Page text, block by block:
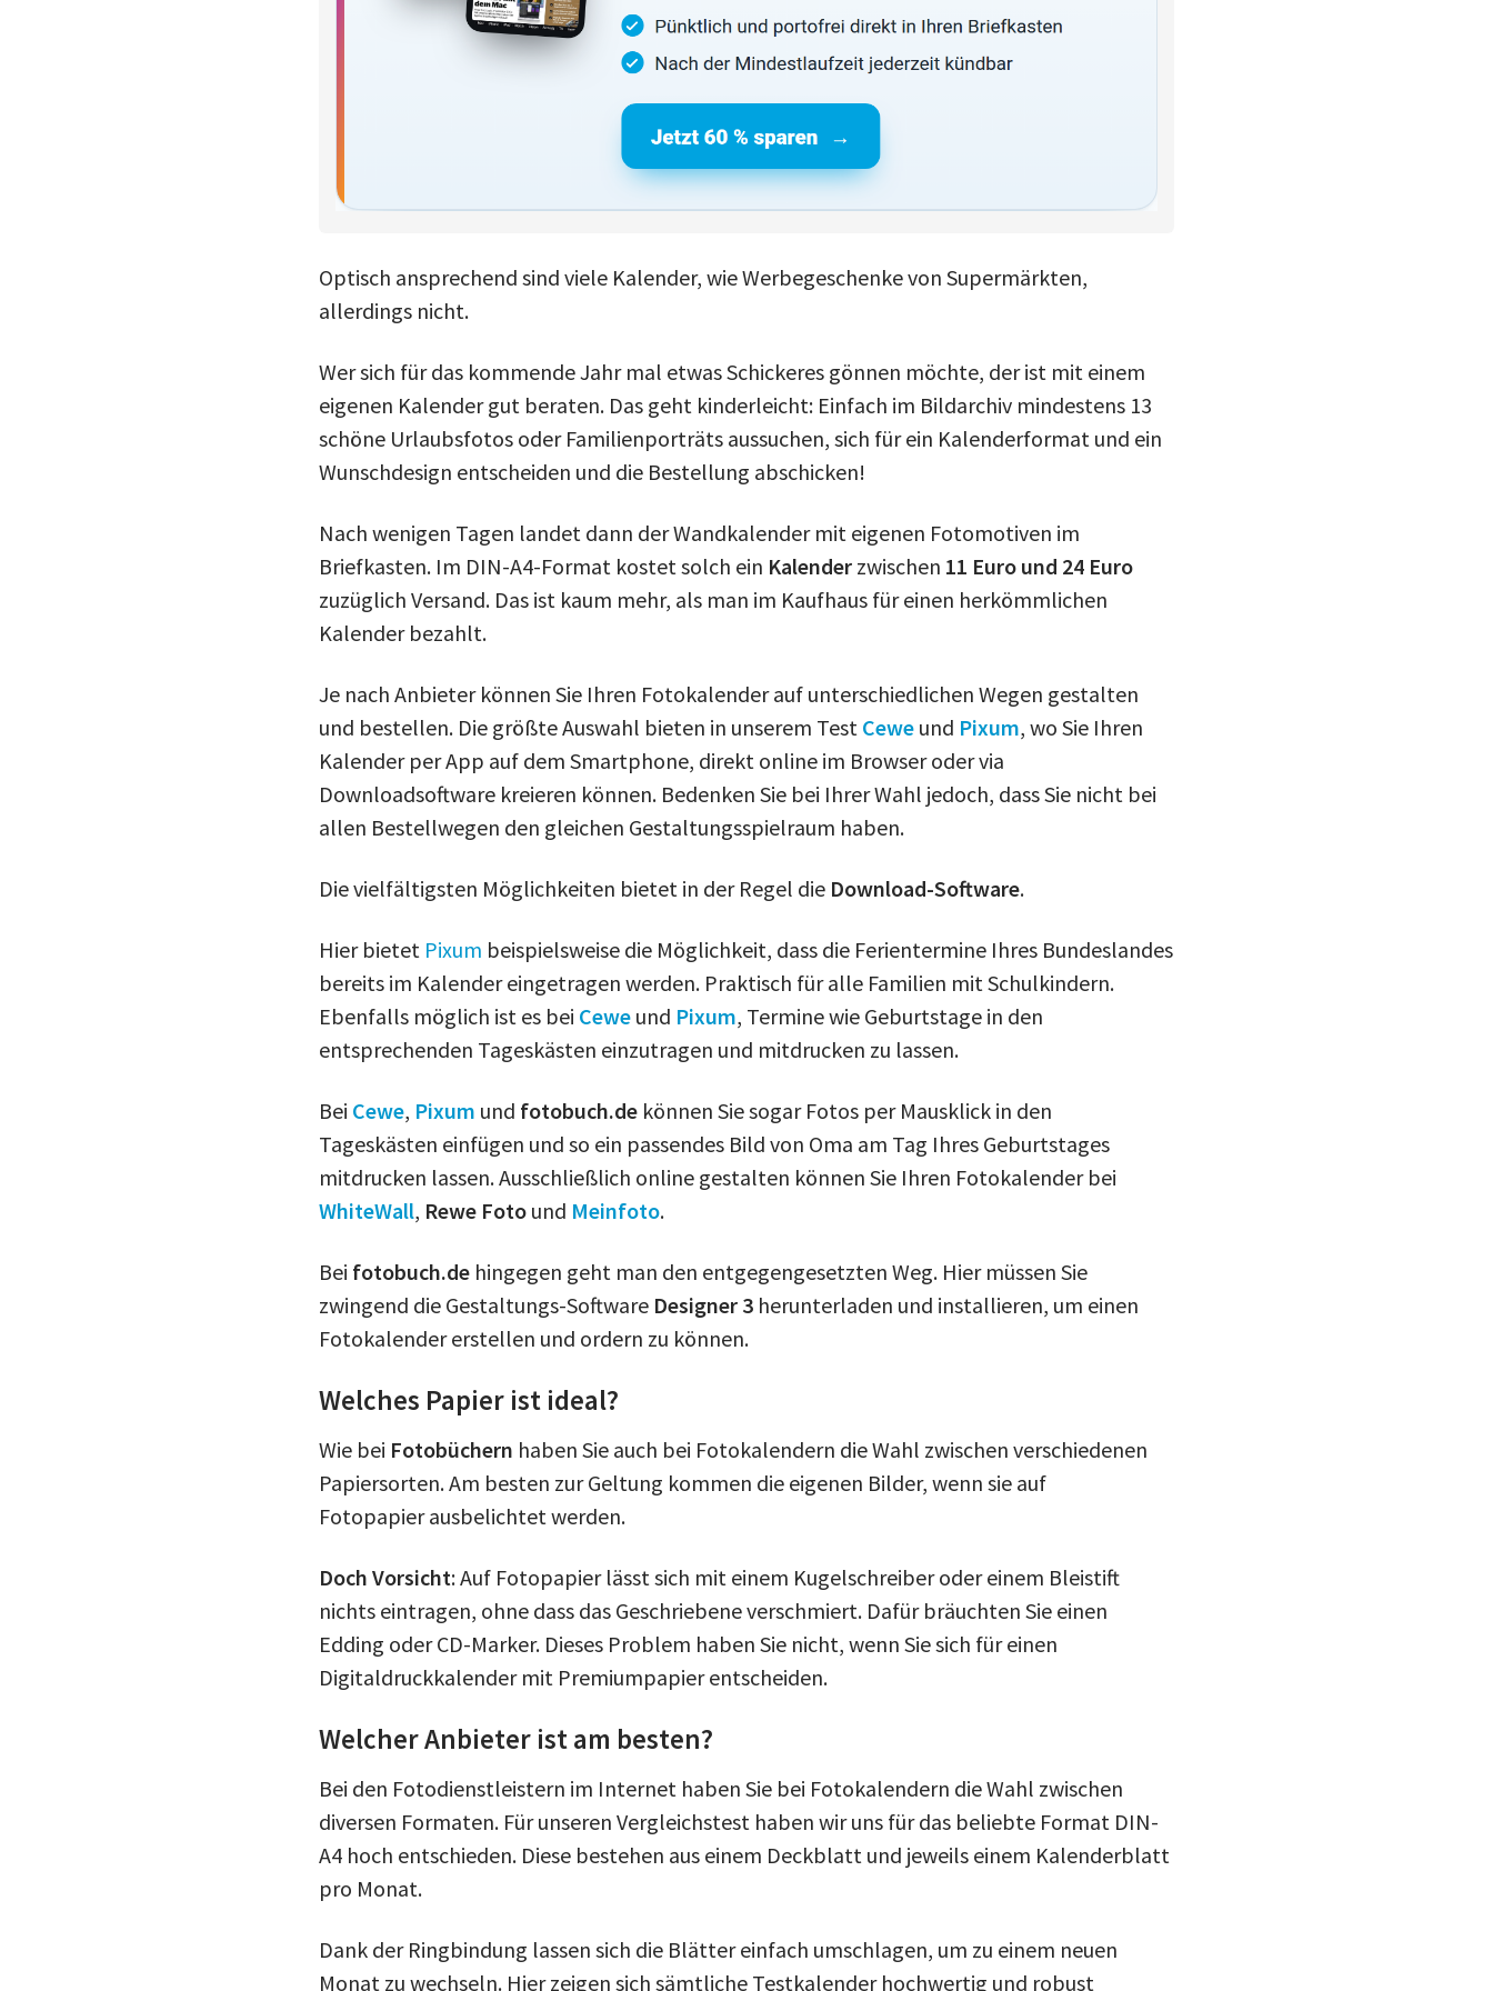
Optisch ansprechend sind viele Kalender, wie Werbegeschenke von Supermärkten,
allerdings nicht.
Wer sich für das kommende Jahr mal etwas Schickeres gönnen möchte, der ist mit einem
eigenen Kalender gut beraten. Das geht kinderleicht: Einfach im Bildarchiv mindestens 13
schöne Urlaubsfotos oder Familienporträts aussuchen, sich für ein Kalenderformat und ein
Wunschdesign entscheiden und die Bestellung abschicken!
Nach wenigen Tagen landet dann der Wandkalender mit eigenen Fotomotiven im
Briefkasten. Im DIN-A4-Format kostet solch ein Kalender zwischen 11 Euro und 24 Euro
zuzüglich Versand. Das ist kaum mehr, als man im Kaufhaus für einen herkömmlichen
Kalender bezahlt.
Je nach Anbieter können Sie Ihren Fotokalender auf unterschiedlichen Wegen gestalten
und bestellen. Die größte Auswahl bieten in unserem Test Cewe und Pixum, wo Sie Ihren
Kalender per App auf dem Smartphone, direkt online im Browser oder via
Downloadsoftware kreieren können. Bedenken Sie bei Ihrer Wahl jedoch, dass Sie nicht bei
allen Bestellwegen den gleichen Gestaltungsspielraum haben.
Die vielfältigsten Möglichkeiten bietet in der Regel die Download-Software.
Hier bietet Pixum beispielsweise die Möglichkeit, dass die Ferientermine Ihres Bundeslandes
bereits im Kalender eingetragen werden. Praktisch für alle Familien mit Schulkindern.
Ebenfalls möglich ist es bei Cewe und Pixum, Termine wie Geburtstage in den
entsprechenden Tageskästen einzutragen und mitdrucken zu lassen.
Bei Cewe, Pixum und fotobuch.de können Sie sogar Fotos per Mausklick in den
Tageskästen einfügen und so ein passendes Bild von Oma am Tag Ihres Geburtstages
mitdrucken lassen. Ausschließlich online gestalten können Sie Ihren Fotokalender bei
WhiteWall, Rewe Foto und Meinfoto.
Bei fotobuch.de hingegen geht man den entgegengesetzten Weg. Hier müssen Sie
zwingend die Gestaltungs-Software Designer 3 herunterladen und installieren, um einen
Fotokalender erstellen und ordern zu können.
Welches Papier ist ideal?
Wie bei Fotobüchern haben Sie auch bei Fotokalendern die Wahl zwischen verschiedenen
Papiersorten. Am besten zur Geltung kommen die eigenen Bilder, wenn sie auf
Fotopapier ausbelichtet werden.
Doch Vorsicht: Auf Fotopapier lässt sich mit einem Kugelschreiber oder einem Bleistift
nichts eintragen, ohne dass das Geschriebene verschmiert. Dafür bräuchten Sie einen
Edding oder CD-Marker. Dieses Problem haben Sie nicht, wenn Sie sich für einen
Digitaldruckkalender mit Premiumpapier entscheiden.
Welcher Anbieter ist am besten?
Bei den Fotodienstleistern im Internet haben Sie bei Fotokalendern die Wahl zwischen
diversen Formaten. Für unseren Vergleichstest haben wir uns für das beliebte Format DIN-
A4 hoch entschieden. Diese bestehen aus einem Deckblatt und jeweils einem Kalenderblatt
pro Monat.
Dank der Ringbindung lassen sich die Blätter einfach umschlagen, um zu einem neuen
Monat zu wechseln. Hier zeigen sich sämtliche Testkalender hochwertig und robust